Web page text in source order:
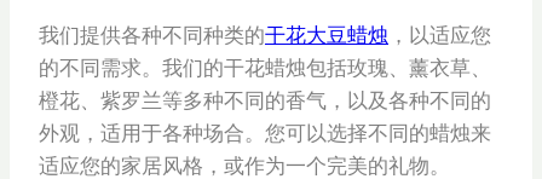
我们提供各种不同种类的干花大豆蜡烛 ，以适应您
的不同需求。我们的干花蜡烛包括玫瑰、薰衣草、
橙花、紫罗兰等多种不同的香气，以及各种不同的
外观，适用于各种场合。您可以选择不同的蜡烛来
适应您的家居风格，或作为一个完美的礼物。